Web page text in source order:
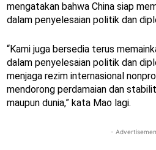
mengatakan bahwa China siap
dalam penyelesaian politik dan
“Kami juga bersedia terus
dalam penyelesaian politik dan
menjaga rezim internasional
mendorong perdamaian dan
maupun dunia,” kata Mao lagi.
-